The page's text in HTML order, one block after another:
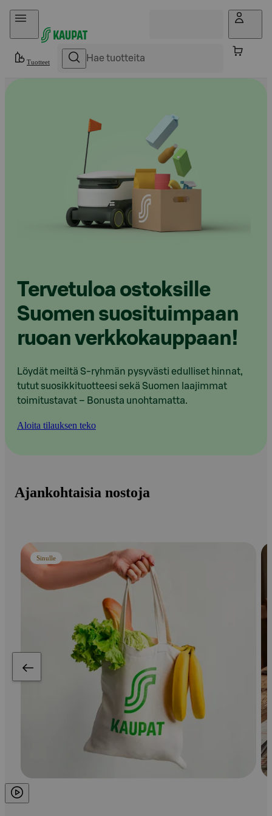
Hyppää sisältöön
Tuotteet
Tervetuloa ostoksille
Suomen suosituimpaan
ruoan verkkokauppaan!
Löydät meiltä S-ryhmän pysyvästi edulliset hinnat,
tutut suosikkituotteesi sekä Suomen laajimmat
toimitustavat – Bonusta unohtamatta.
Aloita tilauksen teko
Ajankohtaisia nostoja
Sinulle